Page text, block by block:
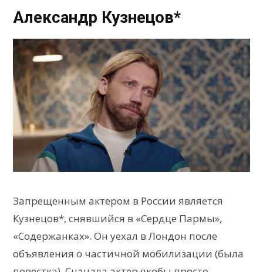
Александр Кузнецов*
Запрещенным актером в России является
Кузнецов*, снявшийся в «Сердце Пармы»,
«Содержанках». Он уехал в Лондон после
объявления о частичной мобилизации (была